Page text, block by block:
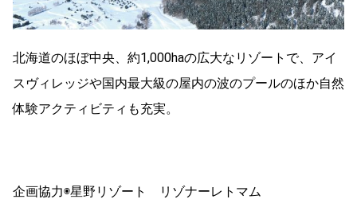
北海道のほぼ中央、約1,000haの広大なリゾートで、アイ
スヴィレッジや国内最大級の屋内の波のプールのほか自然
体験アクティビティも充実。
企画協力◉星野リゾート リゾナーレトマム